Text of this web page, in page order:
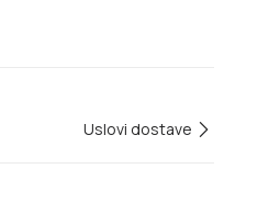
Uslovi dostave